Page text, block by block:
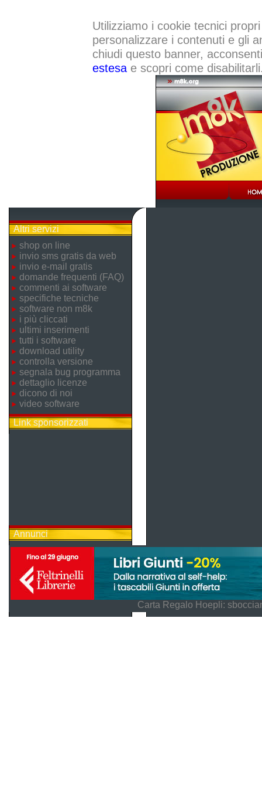
Utilizziamo i cookie tecnici
personalizzare i contenuti e gli
chiudi questo banner,
estesae scopri come
Altri servizi
shop on line
invio sms gratis da web
invio e-mail gratis
domande frequenti (FAQ)
commenti ai software
specifiche tecniche
software non m8k
i più cliccati
ultimi inserimenti
tutti i software
download utility
controlla versione
segnala bug programma
dettaglio licenze
dicono di noi
video software
Link sponsorizzati
Annunci
Carta Regalo Hoepli: